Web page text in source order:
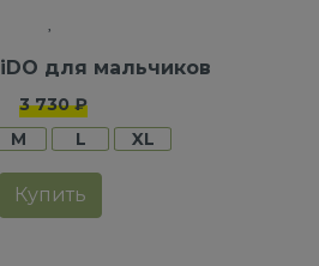
для мальчиков
3 730 ₽
M L XL
Купить